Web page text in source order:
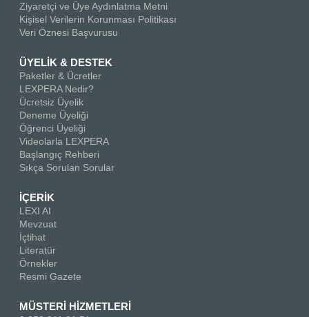
Ziyaretçi ve Üye Aydınlatma Metni
Kişisel Verilerin Korunması Politikası
Veri Öznesi Başvurusu
ÜYELİK & DESTEK
Paketler & Ücretler
LEXPERA Nedir?
Ücretsiz Üyelik
Deneme Üyeliği
Öğrenci Üyeliği
Videolarla LEXPERA
Başlangıç Rehberi
Sıkça Sorulan Sorular
İÇERİK
LEXI AI
Mevzuat
İçtihat
Literatür
Örnekler
Resmi Gazete
MÜSTERİ HİZMETLERİ